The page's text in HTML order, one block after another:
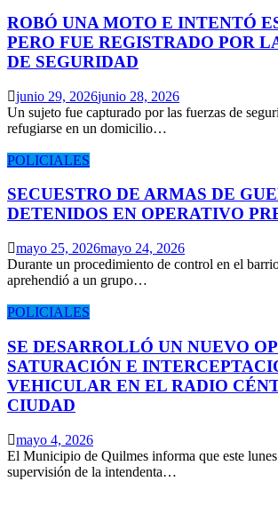
ROBÓ UNA MOTO E INTENTÓ
PERO FUE REGISTRADO POR
DE SEGURIDAD
junio 29, 2026junio 28, 2026
Un sujeto fue capturado por las fuerzas de
refugiarse en un domicilio…
POLICIALES
SECUESTRO DE ARMAS DE
DETENIDOS EN OPERATIVO
mayo 25, 2026mayo 24, 2026
Durante un procedimiento de control en el
aprehendió a un grupo…
POLICIALES
SE DESARROLLÓ UN NUEVO
SATURACIÓN E
VEHICULAR EN EL RADIO
CIUDAD
mayo 4, 2026
El Municipio de Quilmes informa que este
supervisión de la intendenta…